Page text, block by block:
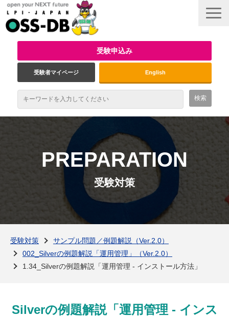
受験申込み
受験者マイページ English
試験概要
資格取得のメリット
受験対策
PREPARATION
受験対策
受験対策
サンプル問題／例題解説（Ver.2.0）
002_Silverの例題解説「運用管理」（Ver.2.0）
1.34_Silverの例題解説「運用管理 - インストール方法」
Silverの例題解説「運用管理 - インス